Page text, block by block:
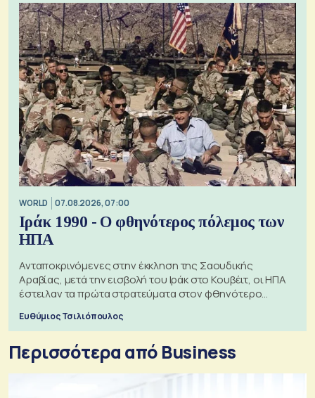
WORLD 07.08.2026, 07:00
Ιράκ 1990 - Ο φθηνότερος πόλεμος των
ΗΠΑ
Ανταποκρινόμενες στην έκκληση της Σαουδικής
Αραβίας, μετά την εισβολή του Ιράκ στο Κουβέιτ, οι ΗΠΑ
έστειλαν τα πρώτα στρατεύματα στον φθηνότερο
Ευθύμιος Τσιλιόπουλος
Περισσότερα από Business